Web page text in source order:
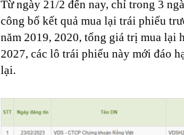
Từ ngày 21/2 đến nay, chỉ trong 3
công bố kết quả mua lại trái phiếu
năm 2019, 2020, tổng giá trị mua lại
2027, các lô trái phiếu này mới đáo
lại.